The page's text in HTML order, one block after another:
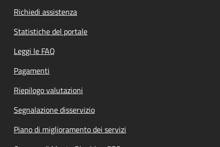
Richiedi assistenza
Statistiche del portale
Leggi le FAQ
Pagamenti
Riepilogo valutazioni
Segnalazione disservizio
Piano di miglioramento dei servizi